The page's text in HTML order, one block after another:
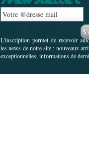
L'inscription permet de recevoir
les news de notre site : nouveaux
exceptionnelles, informations de